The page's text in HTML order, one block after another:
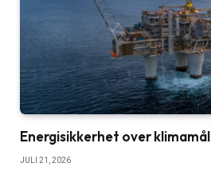
Energisikkerhet over klimamål
JULI 21, 2026